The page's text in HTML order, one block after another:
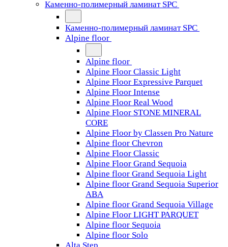
Каменно-полимерный ламинат SPC
Каменно-полимерный ламинат SPC
Alpine floor
Alpine floor
Alpine Floor Classic Light
Alpine Floor Expressive Parquet
Alpine Floor Intense
Alpine Floor Real Wood
Alpine Floor STONE MINERAL
CORE
Alpine Floor by Classen Pro Nature
Alpine floor Chevron
Alpine Floor Classic
Alpine Floor Grand Sequoia
Alpine floor Grand Sequoia Light
Alpine floor Grand Sequoia Superior
ABA
Alpine floor Grand Sequoia Village
Alpine Floor LIGHT PARQUET
Alpine floor Sequoia
Alpine floor Solo